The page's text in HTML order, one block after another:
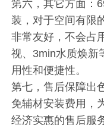
第六，其它方面：
装，对于空间有限
非常友好，不会占
视、3min水质焕新
用性和便捷性。
第七，售后保障出
免辅材安装费用，
经济实惠的售后服